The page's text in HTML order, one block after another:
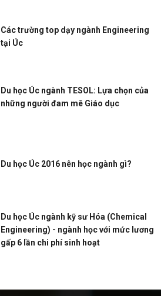
Các trường top dạy ngành Engineering
tại Úc
Du học Úc ngành TESOL: Lựa chọn của
những người đam mê Giáo dục
Du học Úc 2016 nên học ngành gì?
Du học Úc ngành kỹ sư Hóa (Chemical
Engineering) - ngành học với mức lương
gấp 6 lần chi phí sinh hoạt